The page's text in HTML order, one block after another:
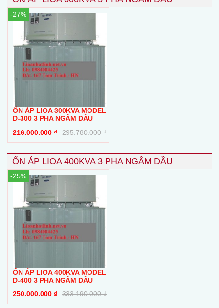
-27%
ỔN ÁP LIOA 300KVA MODEL
D-300 3 PHA NGÂM DẦU
295.780.000₫
216.000.000 ₫
ỔN ÁP LIOA 400KVA 3 PHA NGÂM DẦU
-25%
ỔN ÁP LIOA 400KVA MODEL
D-400 3 PHA NGÂM DẦU
333.190.000₫
250.000.000 ₫